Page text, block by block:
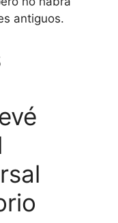
antiguos.